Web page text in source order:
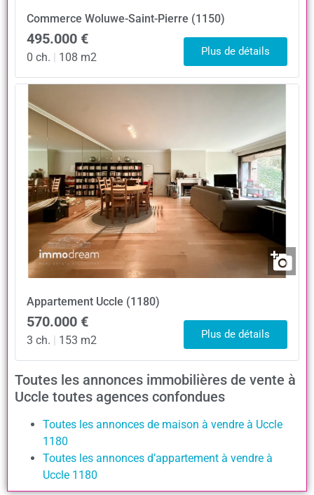
Commerce Woluwe-Saint-Pierre (1150)
495.000 €
0 ch. | 108 m2 Plus de détails
Appartement Uccle (1180)
570.000 €
3 ch. | 153 m2 Plus de détails
Toutes les annonces immobilières de vente à
Uccle toutes agences confondues
Toutes les annonces de maison à vendre à Uccle
1180
Toutes les annonces d’appartement à vendre à
Uccle 1180